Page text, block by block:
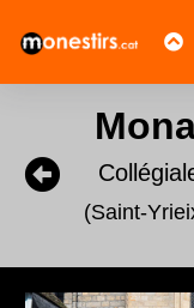
(Saint-